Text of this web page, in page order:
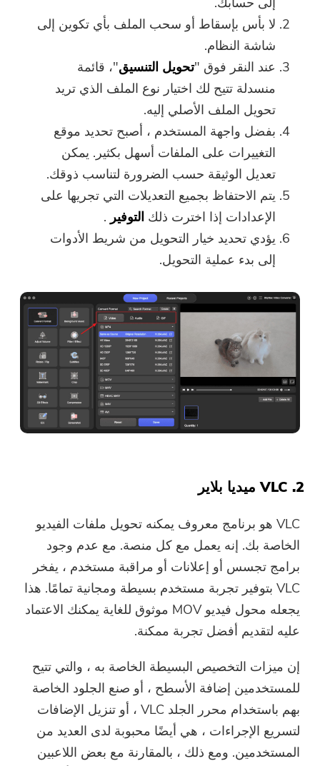
لا بأس بإسقاط أو سحب الملف بأي تكوين إلى
شاشة النظام.
عند النقر فوق "تحويل التنسيق"، قائمة
منسدلة تتيح لك اختيار نوع الملف الذي تريد
تحويل الملف الأصلي إليه.
بفضل واجهة المستخدم ، أصبح تحديد موقع
التغييرات على الملفات أسهل بكثير. يمكن
تعديل الوثيقة حسب الضرورة لتناسب ذوقك.
يتم الاحتفاظ بجميع التعديلات التي تجريها على
الإعدادات إذا اخترت ذلك التوفير .
يؤدي تحديد خيار التحويل من شريط الأدوات
إلى بدء عملية التحويل.
2. VLC ميديا ​​بلاير
VLC هو برنامج معروف يمكنه تحويل ملفات الفيديو
الخاصة بك. إنه يعمل مع كل منصة. مع عدم وجود
برامج تجسس أو إعلانات أو مراقبة مستخدم ، يفخر
VLC بتوفير تجربة مستخدم بسيطة ومجانية تمامًا. هذا
يجعله محول فيديو MOV موثوق للغاية يمكنك الاعتماد
عليه لتقديم أفضل تجربة ممكنة.
إن ميزات التخصيص البسيطة الخاصة به ، والتي تتيح
للمستخدمين إضافة الأسطح ، أو صنع الجلود الخاصة
بهم باستخدام محرر الجلد VLC ، أو تنزيل الإضافات
لتسريع الإجراءات ، هي أيضًا محبوبة لدى العديد من
المستخدمين. ومع ذلك ، بالمقارنة مع بعض اللاعبين